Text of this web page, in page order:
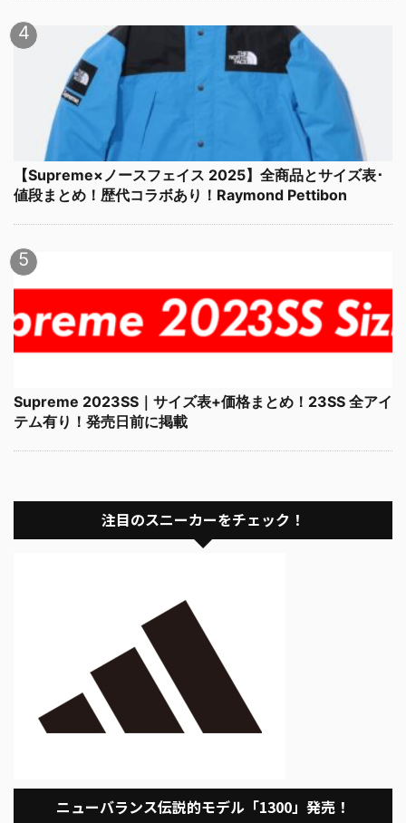
【Supreme×ノースフェイス 2025】全商品とサイズ表･
値段まとめ！歴代コラボあり！Raymond Pettibon
Supreme 2023SS｜サイズ表+価格まとめ！23SS 全アイ
テム有り！発売日前に掲載
注目のスニーカーをチェック！
ニューバランス伝説的モデル「1300」発売！